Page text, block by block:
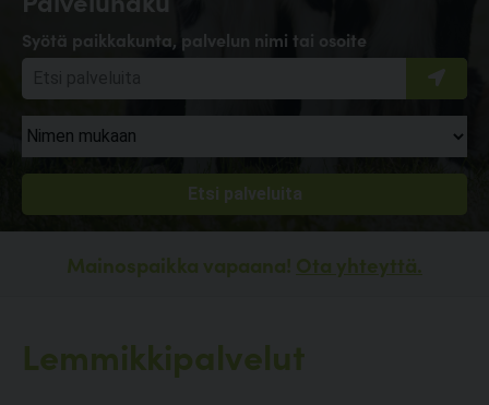
Syötä paikkakunta, palvelun nimi tai osoite
Mainospaikka vapaana! Ota yhteyttä.
Lemmikkipalvelut